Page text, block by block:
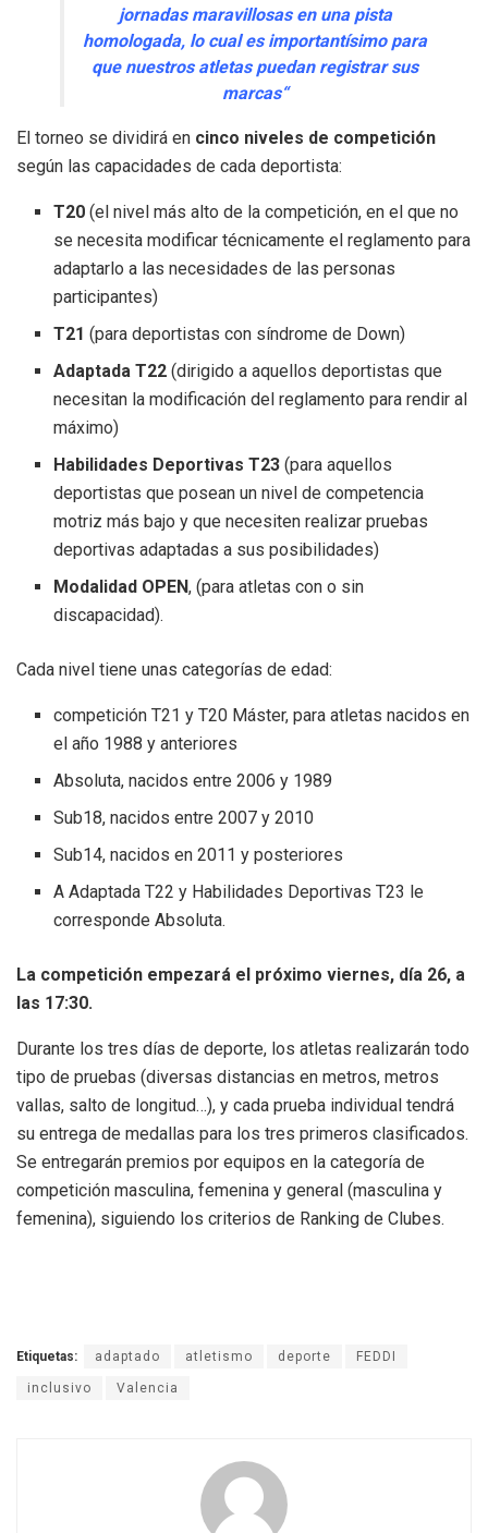
jornadas maravillosas en una pista
homologada, lo cual es importantísimo para
que nuestros atletas puedan registrar sus
marcas“
El torneo se dividirá en cinco niveles de competición
según las capacidades de cada deportista:
T20 (el nivel más alto de la competición, en el que no
se necesita modificar técnicamente el reglamento para
adaptarlo a las necesidades de las personas
participantes)
T21 (para deportistas con síndrome de Down)
Adaptada T22 (dirigido a aquellos deportistas que
necesitan la modificación del reglamento para rendir al
máximo)
Habilidades Deportivas T23 (para aquellos
deportistas que posean un nivel de competencia
motriz más bajo y que necesiten realizar pruebas
deportivas adaptadas a sus posibilidades)
Modalidad OPEN, (para atletas con o sin
discapacidad).
Cada nivel tiene unas categorías de edad:
competición T21 y T20 Máster, para atletas nacidos en
el año 1988 y anteriores
Absoluta, nacidos entre 2006 y 1989
Sub18, nacidos entre 2007 y 2010
Sub14, nacidos en 2011 y posteriores
A Adaptada T22 y Habilidades Deportivas T23 le
corresponde Absoluta.
La competición empezará el próximo viernes, día 26, a
las 17:30.
Durante los tres días de deporte, los atletas realizarán todo
tipo de pruebas (diversas distancias en metros, metros
vallas, salto de longitud…), y cada prueba individual tendrá
su entrega de medallas para los tres primeros clasificados.
Se entregarán premios por equipos en la categoría de
competición masculina, femenina y general (masculina y
femenina), siguiendo los criterios de Ranking de Clubes.
Etiquetas: adaptado atletismo deporte FEDDI
inclusivo Valencia